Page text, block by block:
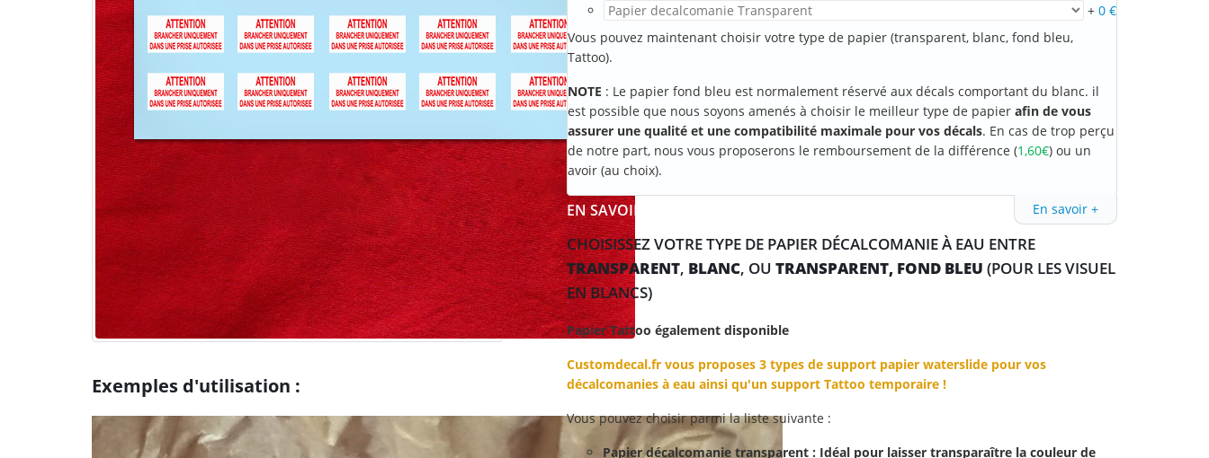
Exemples d'utilisation :
+ 0 €
Vous pouvez maintenant choisir votre type de papier (transparent, blanc, fond bleu,
Tattoo).
NOTE : Le papier fond bleu est normalement réservé aux décals comportant du blanc. il
est possible que nous soyons amenés à choisir le meilleur type de papier afin de vous
assurer une qualité et une compatibilité maximale pour vos décals. En cas de trop perçu
de notre part, nous vous proposerons le remboursement de la différence (1,60€) ou un
avoir (au choix).
En savoir +
EN SAVOIR +
CHOISISSEZ VOTRE TYPE DE PAPIER DÉCALCOMANIE À EAU ENTRE
TRANSPARENT, BLANC, OU TRANSPARENT, FOND BLEU (POUR LES VISUEL
EN BLANCS)
Papier Tattoo également disponible
Customdecal.fr vous proposes 3 types de support papier waterslide pour vos
décalcomanies à eau ainsi qu'un support Tattoo temporaire !
Vous pouvez choisir parmi la liste suivante :
Papier décalcomanie transparent : Idéal pour laisser transparaître la couleur de